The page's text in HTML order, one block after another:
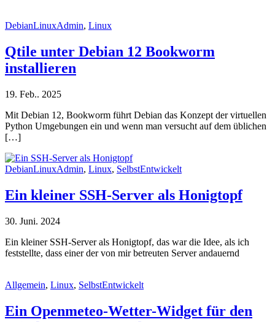
DebianLinuxAdmin, Linux
Qtile unter Debian 12 Bookworm
installieren
19. Feb.. 2025
Mit Debian 12, Bookworm führt Debian das Konzept der virtuellen
Python Umgebungen ein und wenn man versucht auf dem üblichen
[…]
DebianLinuxAdmin, Linux, SelbstEntwickelt
Ein kleiner SSH-Server als Honigtopf
30. Juni. 2024
Ein kleiner SSH-Server als Honigtopf, das war die Idee, als ich
feststellte, dass einer der von mir betreuten Server andauernd
Allgemein, Linux, SelbstEntwickelt
Ein Openmeteo-Wetter-Widget für den